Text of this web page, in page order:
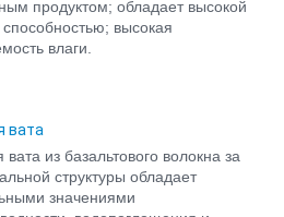
пола следует подбирать в
от предстоящих нагрузок (холод,
расширение, механические
и т. д.). Поверхности, которые
продуктом; обладает высокой
высокая
влаги.
вата
из базальтового волокна за
структуры обладает
значениями